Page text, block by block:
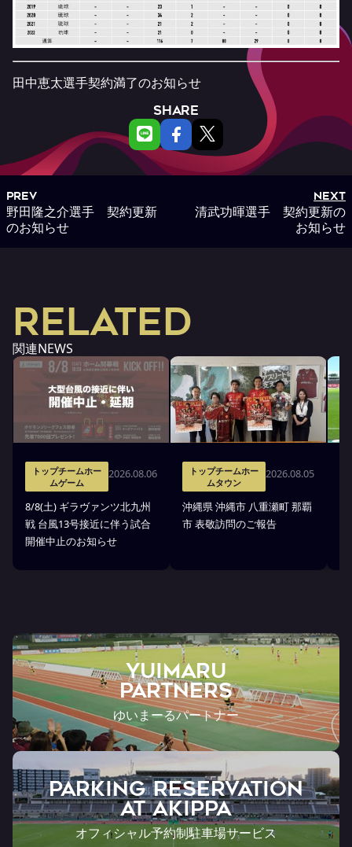
田中恵太選手契約満了のお知らせ
SHARE
PREV
野田隆之介選手 契約更新
のお知らせ
NEXT
清武功暉選手 契約更新の
お知らせ
RELATED
関連NEWS
トップチームホー
ムゲーム
2026.08.06
8/8(土) ギラヴァンツ北九州
戦 台風13号接近に伴う試合
開催中止のお知らせ
トップチームホー
ムタウン
2026.08.05
沖縄県 沖縄市 八重瀬町 那覇
市 表敬訪問のご報告
YUIMARU
Partners
ゆいまーるパートナー
PARKING RESERVATION
AT Akippa
オフィシャル予約制駐車場サービス